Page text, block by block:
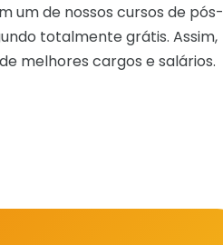
um de nossos cursos de pós-
totalmente grátis. Assim,
melhores cargos e salários.